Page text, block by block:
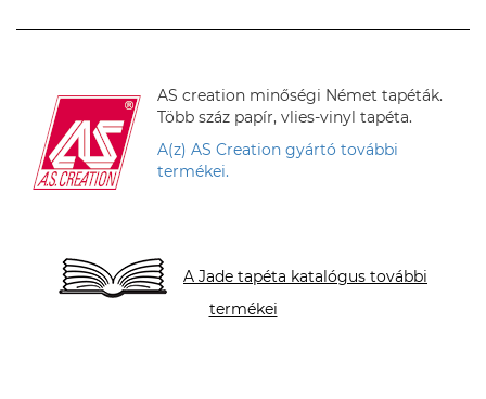
AS creation minőségi Német tapéták.
Több száz papír, vlies-vinyl tapéta.
A(z) AS Creation gyártó további
termékei.
A Jade tapéta katalógus további
termékei